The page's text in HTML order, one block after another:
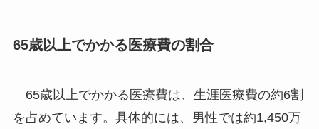
65歳以上でかかる医療費の割合
65歳以上でかかる医療費は、生涯医療費の約6割
を占めています。具体的には、男性では約1,450万